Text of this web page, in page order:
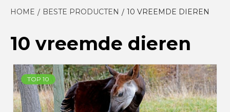
HOME BESTE PRODUCTEN 10 VREEMDE DIEREN
10 vreemde dieren
TOP 10